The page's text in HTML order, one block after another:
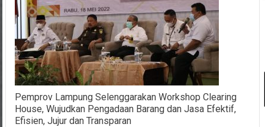
Pemprov Lampung Selenggarakan Workshop Clearing
House, Wujudkan Pengadaan Barang dan Jasa Efektif,
Efisien, Jujur dan Transparan